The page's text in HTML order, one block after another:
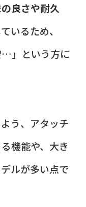
良さや耐久
いるため、
…」という方に
う、アタッチ
機能や、大き
ルが多い点で